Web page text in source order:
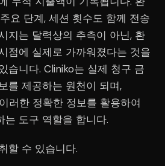
요 단계, 세션 횟수도 함께 전송
지는 달력상의 추측이 아닌, 환
점에 실제로 가까워졌다는 것을
습니다. Cliniko는 실제 청구 금
를 제공하는 원천이 되며,
러한 정확한 정보를 활용하여
는 도구 역할을 합니다.
할 수 있습니다.